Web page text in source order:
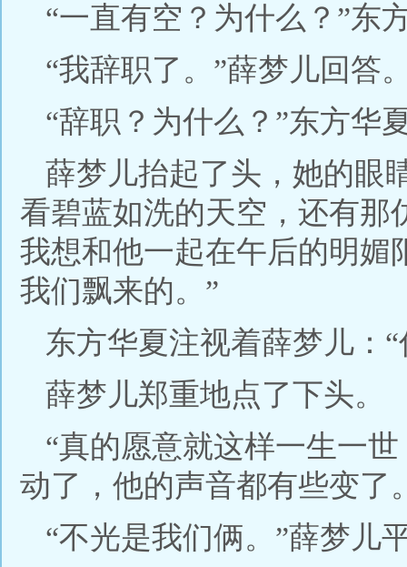
“一直有空？为什么？”东
“我辞职了。”薛梦儿回答
“辞职？为什么？”东方华
薛梦儿抬起了头，她的眼
看碧蓝如洗的天空，还有那
我想和他一起在午后的明媚
我们飘来的。”
东方华夏注视着薛梦儿：
薛梦儿郑重地点了下头。
“真的愿意就这样一生一
动了，他的声音都有些变了
“不光是我们俩。”薛梦儿